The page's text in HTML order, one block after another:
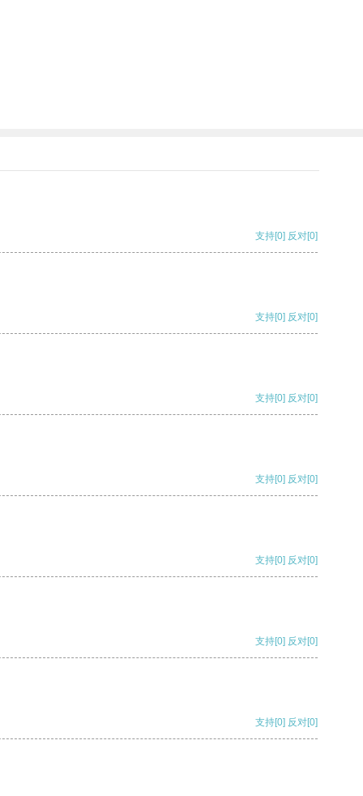
支持[0] 反对[0]
支持[0] 反对[0]
支持[0] 反对[0]
支持[0] 反对[0]
支持[0] 反对[0]
支持[0] 反对[0]
支持[0] 反对[0]